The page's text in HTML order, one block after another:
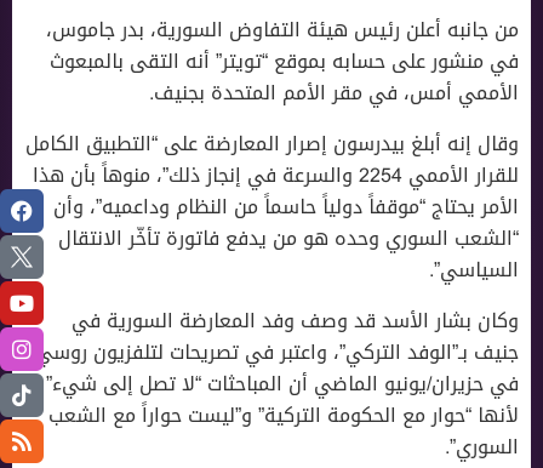
من جانبه أعلن رئيس هيئة التفاوض السورية، بدر جاموس،
في منشور على حسابه بموقع “تويتر” أنه التقى بالمبعوث
اﻷممي أمس، في مقر الأمم المتحدة بجنيف.
وقال إنه أبلغ بيدرسون إصرار المعارضة على “التطبيق الكامل
للقرار الأممي 2254 والسرعة في إنجاز ذلك”، منوهاً بأن هذا
اﻷمر يحتاج “موقفاً دولياً حاسماً من النظام وداعميه”، وأن
“الشعب السوري وحده هو من يدفع فاتورة تأخّر الانتقال
السياسي”.
وكان بشار اﻷسد قد وصف وفد المعارضة السورية في
جنيف بـ”الوفد التركي”، واعتبر في تصريحات لتلفزيون روسي،
في حزيران/يونيو الماضي أن المباحثات “لا تصل إلى شيء”
ﻷنها “حوار مع الحكومة التركية” و”ليست حواراً مع الشعب
السوري”.